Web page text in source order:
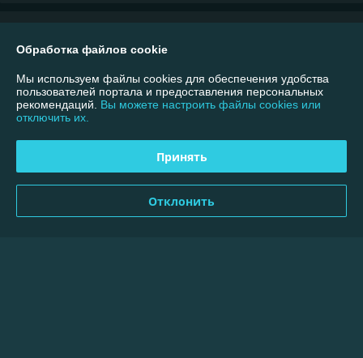
Доставка и оплата
График работы
Полная версия сайта
Политика обработки cookies
Обработка файлов cookie
Мы используем файлы cookies для обеспечения удобства
пользователей портала и предоставления персональных
рекомендаций. Вы можете настроить файлы cookies или
отключить их.
Принять
Отклонить